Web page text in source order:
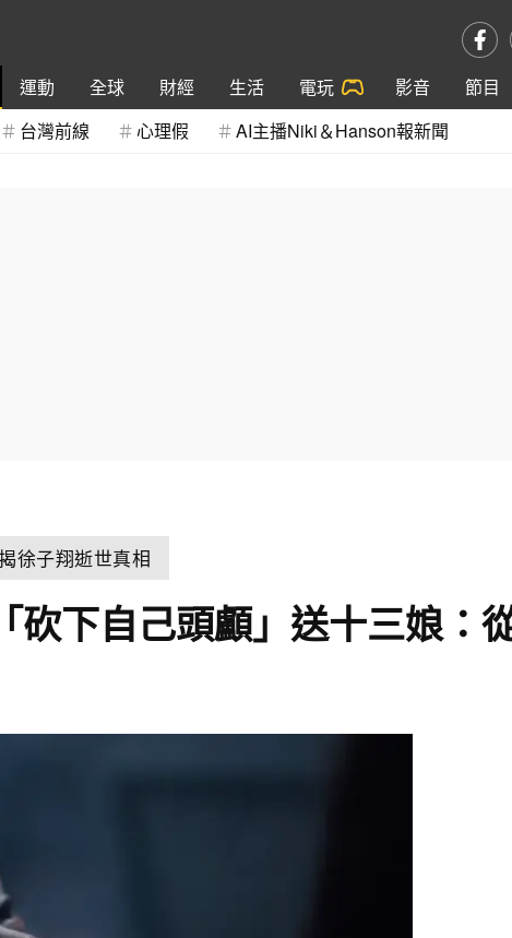
運動 全球 財經 生活 電玩 影音 節目
台灣前線 心理假 AI主播Niki＆Hanson報新聞
徐子翔逝世真相
砍下自己頭顱」送十三娘：